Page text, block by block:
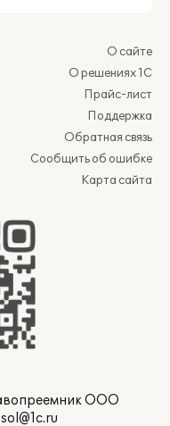
О сайте
О решениях 1С
Прайс-лист
Поддержка
Обратная связь
Сообщить об ошибке
Карта сайта
ООО